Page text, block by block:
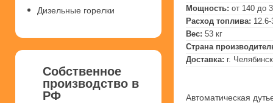
Мощность: от 140 до
Расход топлива: 12.6-
Вес: 53 кг
Страна
Доставка: г. Челябинск
Автоматическая
Дизельные горелки
Собственное
производство в
РФ